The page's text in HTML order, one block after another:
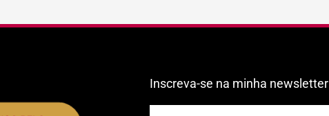
Inscreva-se na minha newsletter